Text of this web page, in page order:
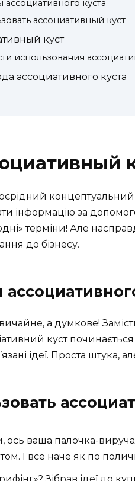
куста
ассоциативный куст
куст
использования
ассоциативного куста
інформацію за
терміни! Але
до бізнесу.
а думкове!
куст починається
ідеї. Проста штука,
ось ваша палочка-
І все наче як по